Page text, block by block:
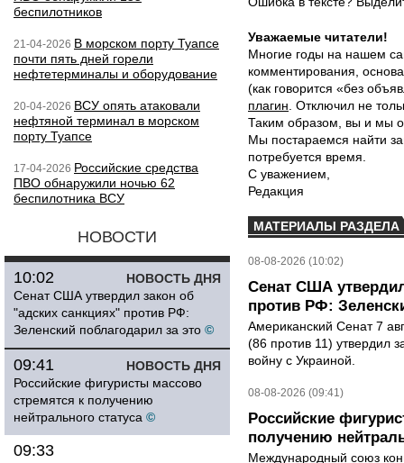
беспилотников
21-04-2026 В морском порту Туапсе
почти пять дней горели
нефтетерминалы и оборудование
20-04-2026 ВСУ опять атаковали
нефтяной терминал в морском
порту Туапсе
17-04-2026 Российские средства
ПВО обнаружили ночью 62
беспилотника ВСУ
НОВОСТИ
НОВОСТЬ ДНЯ
10:02
Сенат США утвердил закон об
"адских санкциях" против РФ:
Зеленский поблагодарил за это ©
НОВОСТЬ ДНЯ
09:41
Российские фигуристы массово
стремятся к получению
нейтрального статуса ©
09:33
Уважаемые читатели!
Многие годы на нашем
комментирования,
(как говорится «без
плагин . Отключил не
Таким образом, вы и мы
Мы постараемся найти
потребуется время.
С уважением,
Редакция
МАТЕРИАЛЫ РАЗДЕЛА
08-08-2026 (10:02)
Сенат США
против РФ:
Американский Сенат 7
(86 против 11) утвердил
войну с Украиной.
08-08-2026 (09:41)
Российские
получению
Международный союз